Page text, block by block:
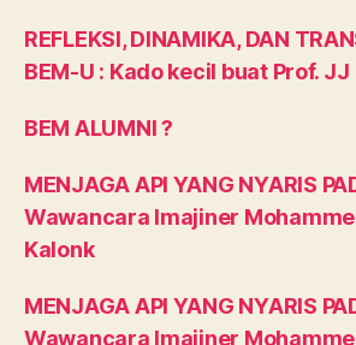
REFLEKSI, DINAMIKA, DAN
BEM-U : Kado kecil buat Prof. JJ
BEM ALUMNI ?
MENJAGA API YANG NYARIS
Wawancara Imajiner
Kalonk
MENJAGA API YANG NYARIS
Wawancara Imajiner